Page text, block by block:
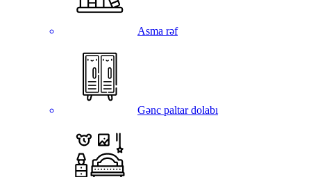
Asma rəf
Gənc paltar dolabı